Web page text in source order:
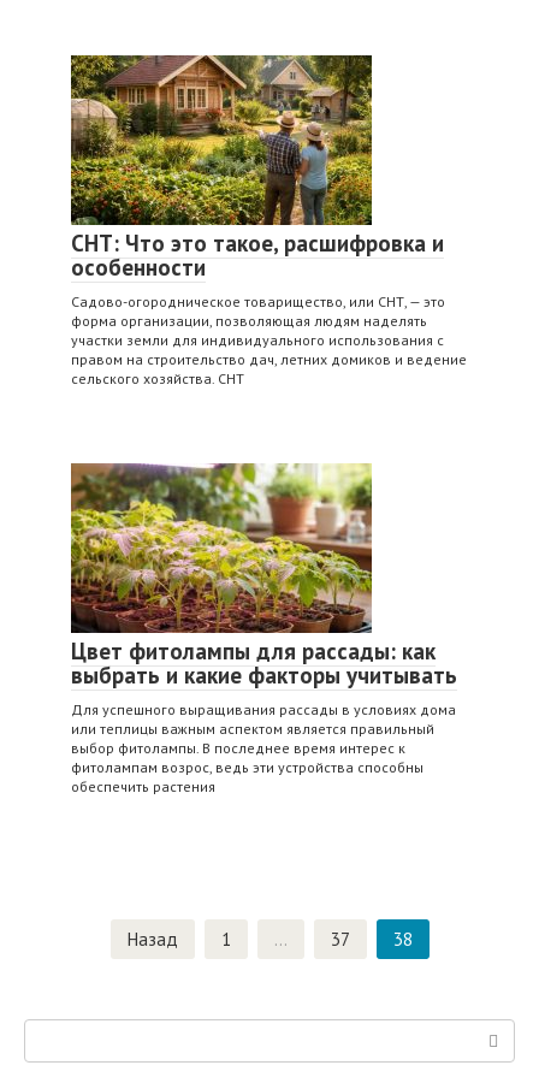
СНТ: Что это такое, расшифровка и
особенности
Садово-огородническое товарищество, или СНТ, — это
форма организации, позволяющая людям наделять
участки земли для индивидуального использования с
правом на строительство дач, летних домиков и ведение
сельского хозяйства. СНТ
Цвет фитолампы для рассады: как
выбрать и какие факторы учитывать
Для успешного выращивания рассады в условиях дома
или теплицы важным аспектом является правильный
выбор фитолампы. В последнее время интерес к
фитолампам возрос, ведь эти устройства способны
обеспечить растения
Назад 1 … 37 38
Поиск: